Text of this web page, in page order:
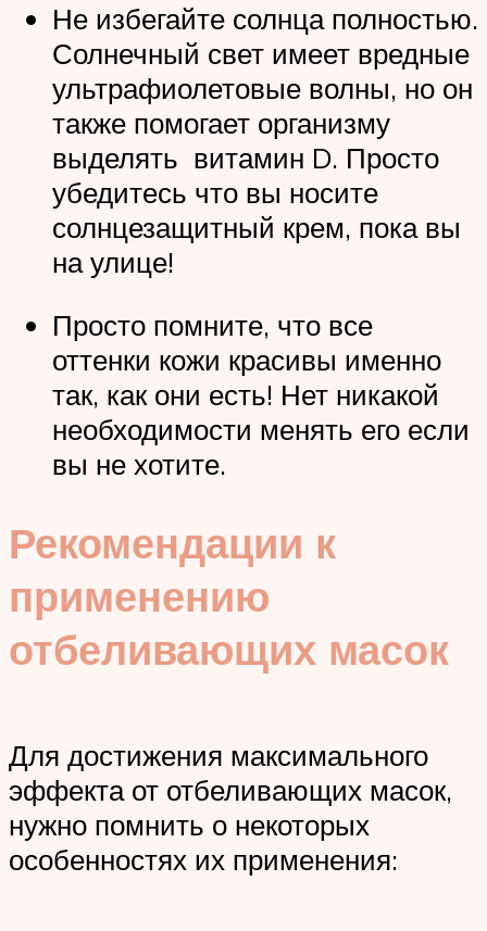
Не избегайте солнца полностью.
Солнечный свет имеет вредные
ультрафиолетовые волны, но он
также помогает организму
выделять витамин D. Просто
убедитесь что вы носите
солнцезащитный крем, пока вы
на улице!
Просто помните, что все
оттенки кожи красивы именно
так, как они есть! Нет никакой
необходимости менять его если
вы не хотите.
Рекомендации к
применению
отбеливающих масок
Для достижения максимального
эффекта от отбеливающих масок,
нужно помнить о некоторых
особенностях их применения: